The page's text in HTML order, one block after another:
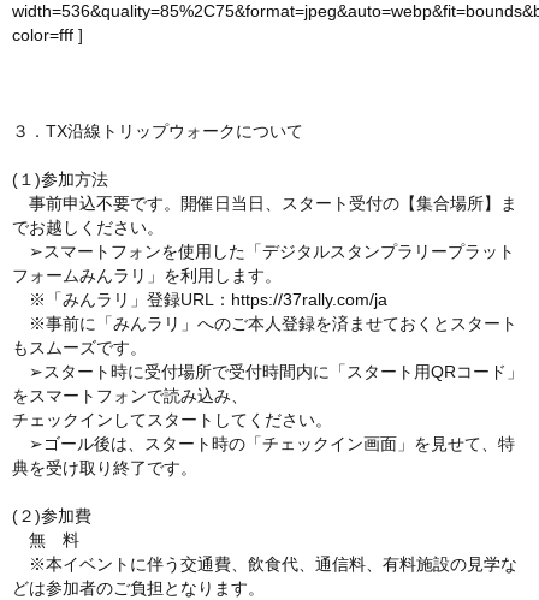
color=fff ]
３．TX沿線トリップウォークについて
(１)参加方法
事前申込不要です。開催日当日、スタート受付の【集合場所】ま
でお越しください。
➢スマートフォンを使用した「デジタルスタンプラリープラット
フォームみんラリ」を利用します。
※「みんラリ」登録URL： https://37rally.com/ja
※事前に「みんラリ」へのご本人登録を済ませておくとスタート
もスムーズです。
➢スタート時に受付場所で受付時間内に「スタート用QRコード」
をスマートフォンで読み込み、
チェックインしてスタートしてください。
➢ゴール後は、スタート時の「チェックイン画面」を見せて、特
典を受け取り終了です。
(２)参加費
無 料
※本イベントに伴う交通費、飲食代、通信料、有料施設の見学な
どは参加者のご負担となります。